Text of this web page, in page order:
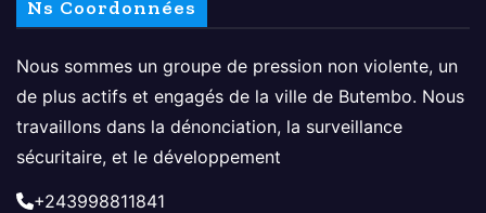
Ns Coordonnées
Nous sommes un groupe de pression non violente, un
de plus actifs et engagés de la ville de Butembo. Nous
travaillons dans la dénonciation, la surveillance
sécuritaire, et le développement
+243998811841